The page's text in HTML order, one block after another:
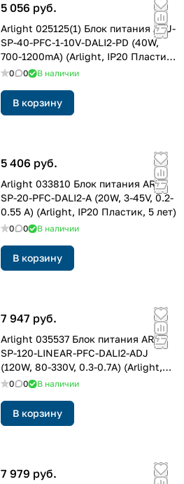
5 056 руб.
Arlight 025125(1) Блок питания ARJ-
SP-40-PFC-1-10V-DALI2-PD (40W,
700-1200mA) (Arlight, IP20 Пластик,
5 лет)
0 0 В наличии
В корзину
5 406 руб.
Arlight 033810 Блок питания ARJ-
SP-20-PFC-DALI2-A (20W, 3-45V, 0.2-
0.55 A) (Arlight, IP20 Пластик, 5 лет)
0 0 В наличии
В корзину
7 947 руб.
Arlight 035537 Блок питания ARJ-
SP-120-LINEAR-PFC-DALI2-ADJ
(120W, 80-330V, 0.3-0.7A) (Arlight,
IP20 Металл, 5 лет)
0 0 В наличии
В корзину
7 979 руб.